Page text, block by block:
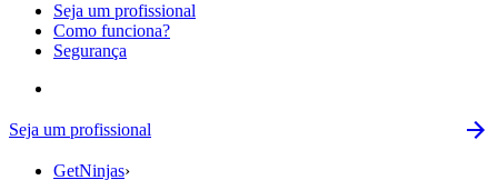
Seja um profissional
Como funciona?
Segurança
Seja um profissional
GetNinjas›